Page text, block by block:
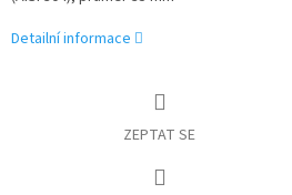
Detailní informace
ZEPTAT SE